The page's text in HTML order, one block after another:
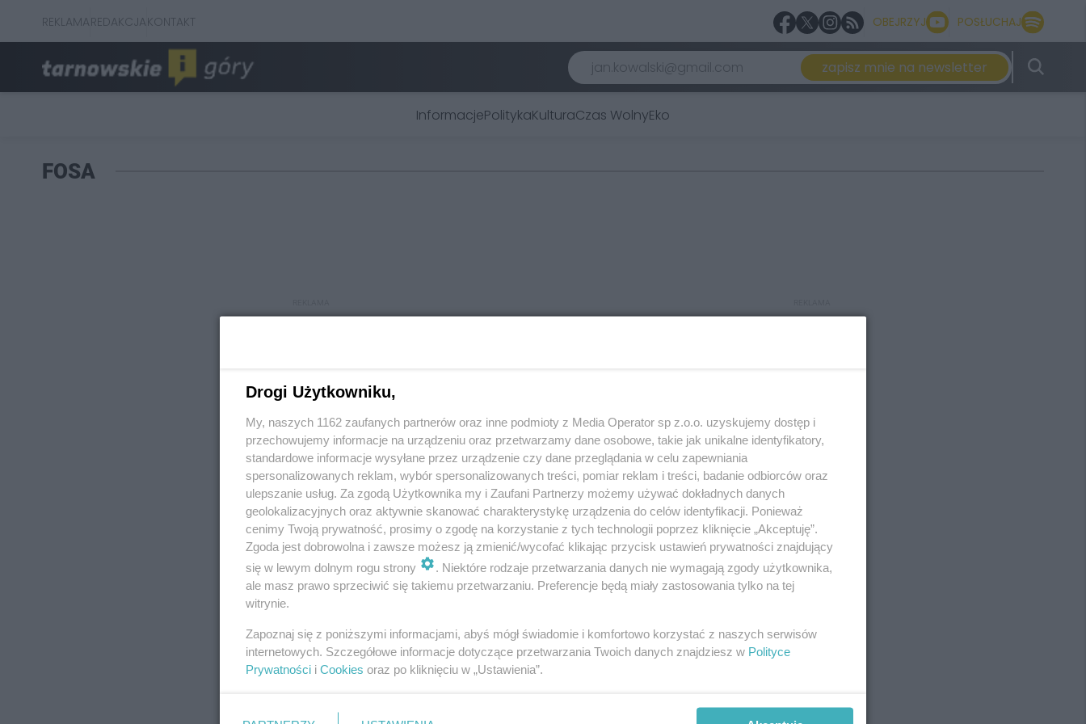
REKLAMAREDAKCJAKONTAKT OBEJRZYJ POSŁUCHAJ
zapisz mnie na newsletter
InformacjePolitykaKulturaCzas WolnyEko
FOSA
REKLAMA REKLAMA
Drogi Użytkowniku,
My, naszych 1162 zaufanych partnerów oraz inne podmioty z Media Operator sp z.o.o. uzyskujemy dostęp i
przechowujemy informacje na urządzeniu oraz przetwarzamy dane osobowe, takie jak unikalne identyfikatory,
standardowe informacje wysyłane przez urządzenie czy dane przeglądania w celu zapewniania
spersonalizowanych reklam, wybór spersonalizowanych treści, pomiar reklam i treści, badanie odbiorców oraz
ulepszanie usług. Za zgodą Użytkownika my i Zaufani Partnerzy możemy używać dokładnych danych
geolokalizacyjnych oraz aktywnie skanować charakterystykę urządzenia do celów identyfikacji. Ponieważ
cenimy Twoją prywatność, prosimy o zgodę na korzystanie z tych technologii poprzez kliknięcie „Akceptuję”.
Zgoda jest dobrowolna i zawsze możesz ją zmienić/wycofać klikając przycisk ustawień prywatności znajdujący
się w lewym dolnym rogu strony
. Niektóre rodzaje przetwarzania danych nie wymagają zgody użytkownika,
ale masz prawo sprzeciwić się takiemu przetwarzaniu. Preferencje będą miały zastosowania tylko na tej
witrynie.
Zapoznaj się z poniższymi informacjami, abyś mógł świadomie i komfortowo korzystać z naszych serwisów
internetowych. Szczegółowe informacje dotyczące przetwarzania Twoich danych znajdziesz w Polityce
Prywatności i Cookies oraz po kliknięciu w „Ustawienia”.